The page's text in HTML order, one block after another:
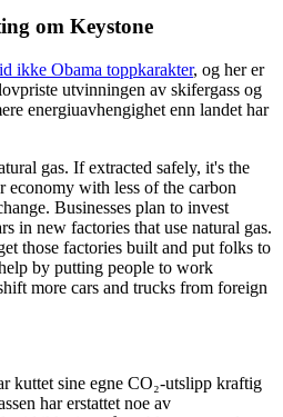
om Keystone
ikke Obama toppkarakter, og her er
utvinningen av skifergass og
energiuavhengighet enn landet har
gas. If extracted safely, it's the
economy with less of the carbon
Businesses plan to invest
in new factories that use natural gas.
those factories built and put folks to
by putting people to work
more cars and trucks from foreign
kuttet sine egne CO₂-utslipp kraftig
har erstattet noe av